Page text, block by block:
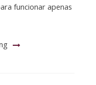
funcionar apenas